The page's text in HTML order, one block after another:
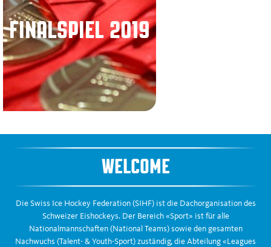
FINALSPIEL 2019
WELCOME
Die Swiss Ice Hockey Federation (SIHF) ist die Dachorganisation des
Schweizer Eishockeys. Der Bereich «Sport» ist für alle
Nationalmannschaften (National Teams) sowie den gesamten
Nachwuchs (Talent- & Youth-Sport) zuständig, die Abteilung «Leagues